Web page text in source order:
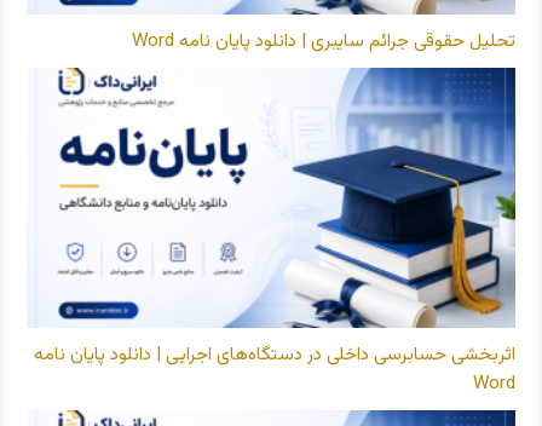
تحلیل حقوقی جرائم سایبری | دانلود پایان نامه Word
اثربخشی حسابرسی داخلی در دستگاه‌های اجرایی | دانلود پایان نامه
Word